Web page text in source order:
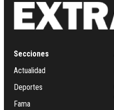
Secciones
Actualidad
Deportes
Fama